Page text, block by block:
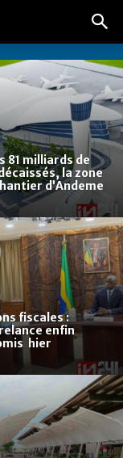
81 milliards de
la zone
d’Andeme
fiscales :
enfin
hier